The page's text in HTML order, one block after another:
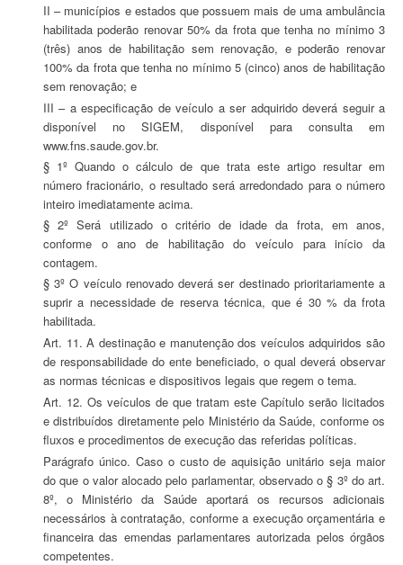
II – municípios e estados que possuem mais de uma ambulância
habilitada poderão renovar 50% da frota que tenha no mínimo 3
(três) anos de habilitação sem renovação, e poderão renovar
100% da frota que tenha no mínimo 5 (cinco) anos de habilitação
sem renovação; e
III – a especificação de veículo a ser adquirido deverá seguir a
disponível no SIGEM, disponível para consulta em
www.fns.saude.gov.br.
§ 1º Quando o cálculo de que trata este artigo resultar em
número fracionário, o resultado será arredondado para o número
inteiro imediatamente acima.
§ 2º Será utilizado o critério de idade da frota, em anos,
conforme o ano de habilitação do veículo para início da
contagem.
§ 3º O veículo renovado deverá ser destinado prioritariamente a
suprir a necessidade de reserva técnica, que é 30 % da frota
habilitada.
Art. 11. A destinação e manutenção dos veículos adquiridos são
de responsabilidade do ente beneficiado, o qual deverá observar
as normas técnicas e dispositivos legais que regem o tema.
Art. 12. Os veículos de que tratam este Capítulo serão licitados
e distribuídos diretamente pelo Ministério da Saúde, conforme os
fluxos e procedimentos de execução das referidas políticas.
Parágrafo único. Caso o custo de aquisição unitário seja maior
do que o valor alocado pelo parlamentar, observado o § 3º do art.
8º, o Ministério da Saúde aportará os recursos adicionais
necessários à contratação, conforme a execução orçamentária e
financeira das emendas parlamentares autorizada pelos órgãos
competentes.